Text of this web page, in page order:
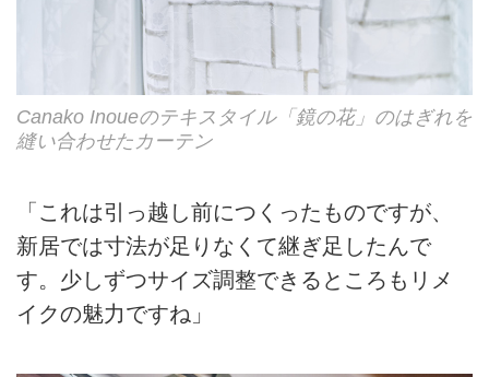
Canako Inoueのテキスタイル「鏡の花」のはぎれを
縫い合わせたカーテン
「これは引っ越し前につくったものですが、
新居では寸法が足りなくて継ぎ足したんで
す。少しずつサイズ調整できるところもリメ
イクの魅力ですね」